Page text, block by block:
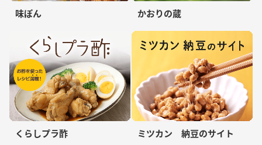
味ぽん かおりの蔵
くらしプラ酢 ミツカン 納豆のサイト